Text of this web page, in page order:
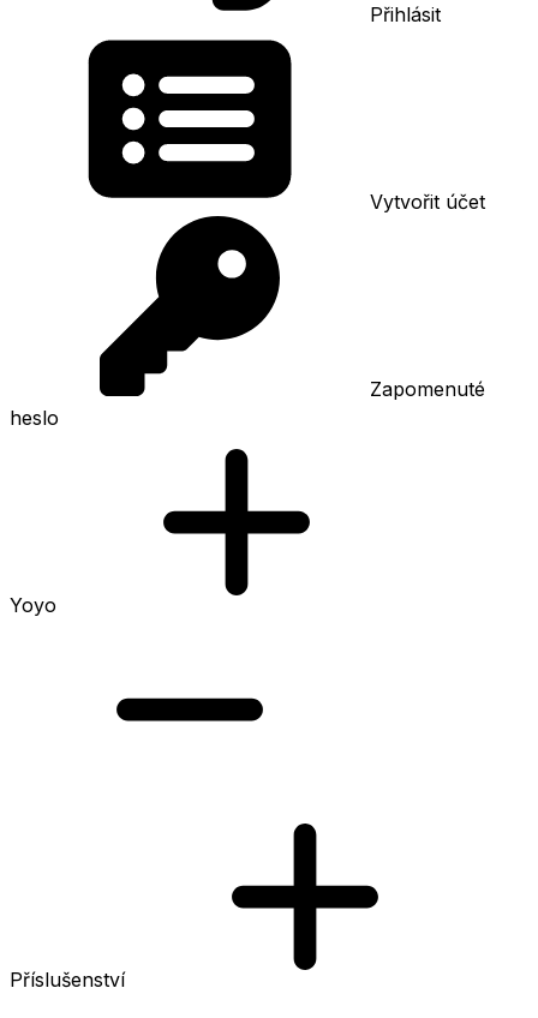
Přihlásit
Vytvořit účet
Zapomenuté
heslo
Yoyo
Příslušenství